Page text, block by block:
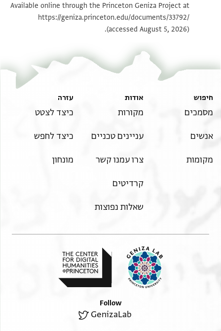
תנאי היתר שימוש בתצלום
Available online through the Princeton Geniza Project at
https://geniza.princeton.edu/documents/33792/
(accessed August 5, 2026).
חיפוש
מסמכים
אנשים
מקומות
אודות
מקורות
עניינים טכניים
צרו עמנו קשר
קרדיטים
שאלות נפוצות
עזרה
כיצד לצטט
כיצד לחפש
מונחון
Follow
GenizaLab